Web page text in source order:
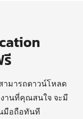
ามารถดาวน์โหลด
งานที่คุณสนใจ จะมี
มือถือทันที